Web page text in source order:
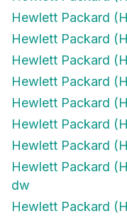
Hewlett Packard
Hewlett Packard
Hewlett Packard
Hewlett Packard
Hewlett Packard
Hewlett Packard
Hewlett Packard
Hewlett Packard
dw
Hewlett Packard